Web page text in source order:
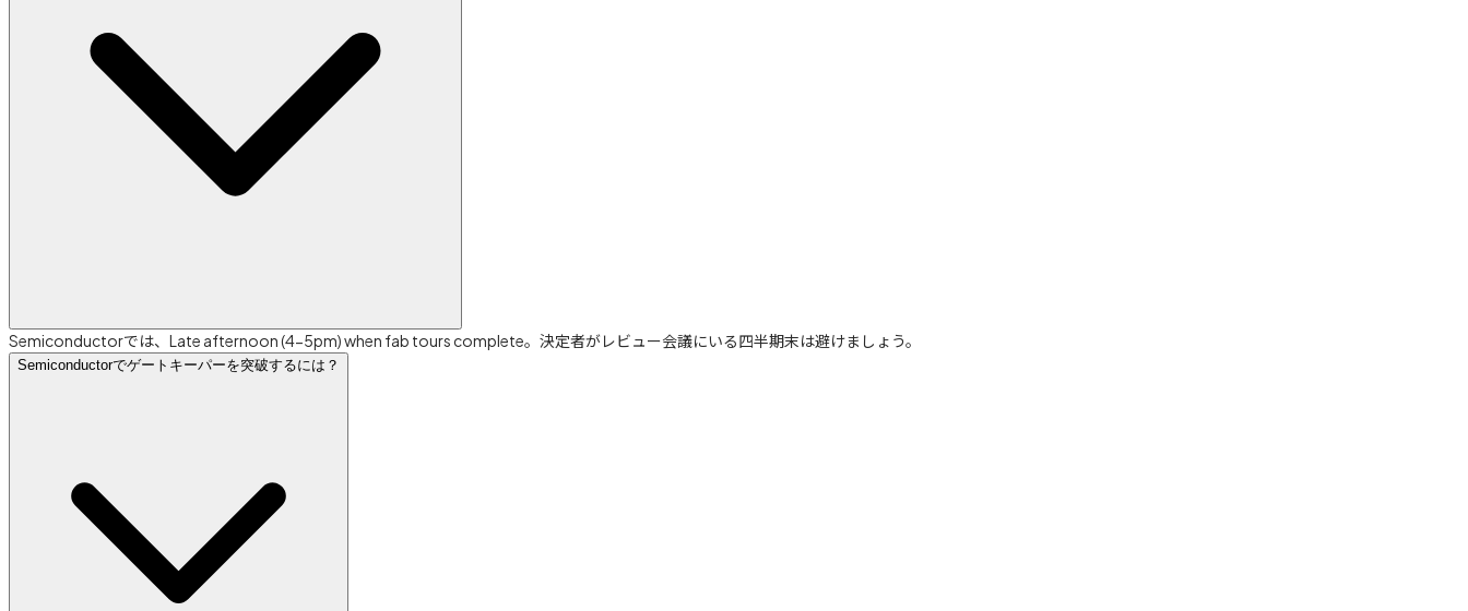
Semiconductorでは、Late afternoon (4-5pm) when fab tours complete。決定者がレビュー会議にいる四半期末は避けましょう。
Semiconductorでゲートキーパーを突破するには？